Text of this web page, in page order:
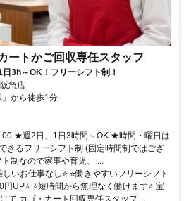
ートかご回収専任スタッフ
3h～OK！フリーシフト制！
急店
から徒歩1分
★週2日、1日3時間～OK ★時間・曜日は
きるフリーシフト制 (固定時間制ではござ
制なので家事や育児、 ...
いお仕事なし⭐ ⭐働きやすいフリーシフト
UP⭐ ⭐短時間から無理なく働けます⭐ 宝
て カゴ・カート回収専任スタッフ...